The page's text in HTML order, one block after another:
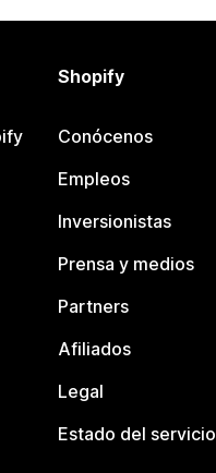
Shopify
Conócenos
Empleos
Inversionistas
Prensa y medios
Partners
Afiliados
Legal
Estado del servicio